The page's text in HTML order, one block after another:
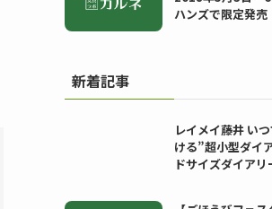
ハンズで限定発売
新着記事
レイメイ藤井 い
ける”超小型ダイ
ドサイズダイアリ